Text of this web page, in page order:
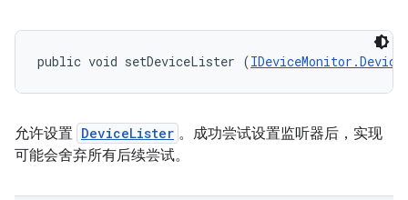
public void setDeviceLister (
允许设置 DeviceLister 。成功尝试设置监听器后，实现
可能会舍弃所有后续尝试。